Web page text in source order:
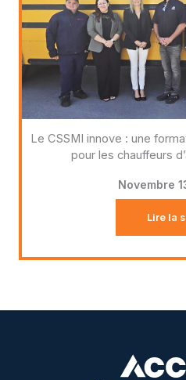
Le CSSMI innove : une
pour les chauffeurs
Novembre
Lire la